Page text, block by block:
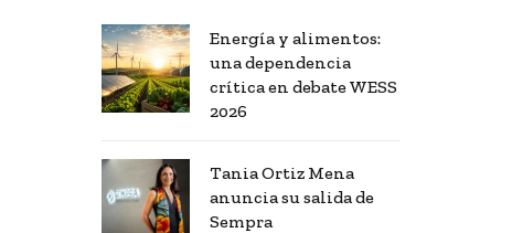
Energía y alimentos:
una dependencia
crítica en debate WESS
2026
Tania Ortiz Mena
anuncia su salida de
Sempra